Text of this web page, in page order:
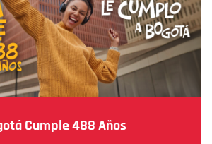
Cumple 488 Años